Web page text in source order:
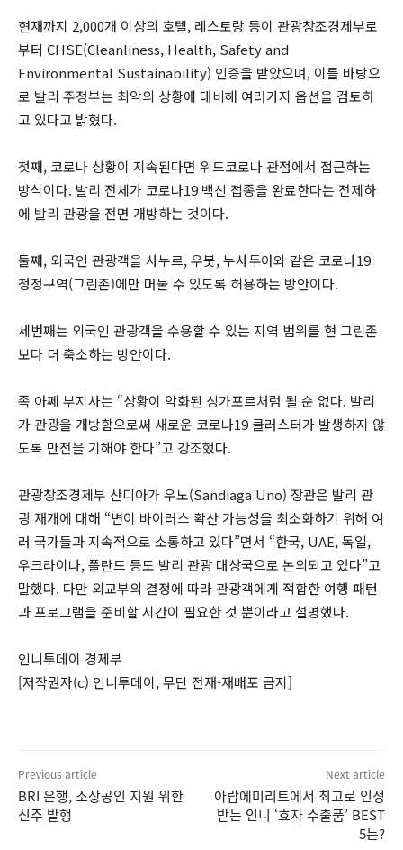
현재까지 2,000개 이상의 호텔, 레스토랑 등이 관광창조경제부로
부터 CHSE(Cleanliness, Health, Safety and
Environmental Sustainability) 인증을 받았으며, 이를 바탕으
로 발리 주정부는 최악의 상황에 대비해 여러가지 옵션을 검토하
고 있다고 밝혔다.
첫째, 코로나 상황이 지속된다면 위드코로나 관점에서 접근하는
방식이다. 발리 전체가 코로나19 백신 접종을 완료한다는 전제하
에 발리 관광을 전면 개방하는 것이다.
둘째, 외국인 관광객을 사누르, 우붓, 누사두아와 같은 코로나19
청정구역(그린존)에만 머물 수 있도록 허용하는 방안이다.
세번째는 외국인 관광객을 수용할 수 있는 지역 범위를 현 그린존
보다 더 축소하는 방안이다.
족 아쩨 부지사는 “상황이 악화된 싱가포르처럼 될 순 없다. 발리
가 관광을 개방함으로써 새로운 코로나19 클러스터가 발생하지 않
도록 만전을 기해야 한다”고 강조했다.
관광창조경제부 산디아가 우노(Sandiaga Uno) 장관은 발리 관
광 재개에 대해 “변이 바이러스 확산 가능성을 최소화하기 위해 여
러 국가들과 지속적으로 소통하고 있다”면서 “한국, UAE, 독일,
우크라이나, 폴란드 등도 발리 관광 대상국으로 논의되고 있다”고
말했다. 다만 외교부의 결정에 따라 관광객에게 적합한 여행 패턴
과 프로그램을 준비할 시간이 필요한 것 뿐이라고 설명했다.
인니투데이 경제부
[저작권자(c) 인니투데이, 무단 전재-재배포 금지]
Previous article
BRI 은행, 소상공인 지원 위한
신주 발행
Next article
아랍에미리트에서 최고로 인정
받는 인니 ‘효자 수출품’ BEST
5는?